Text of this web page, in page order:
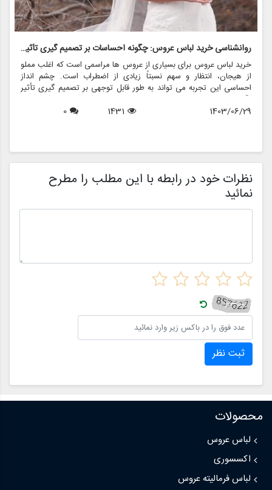
روانشناسی خرید لباس عروس: چگونه احساسات بر تصمیم گیری تأثیر می گذارد
خرید لباس عروس برای بسیاری از عروس ها مراسمی است که اغلب مملو
از هیجان، انتظار و سهم نسبتاً زیادی از اضطراب است. چشم انداز
احساسی این تجربه می تواند به طور قابل توجهی بر تصمیم گیری تأثیر
بگذارد و منجر به انتخاب هایی شود که نه تنها سبک شخصی بلکه عوامل
روانی عمیق تری را نیز منعکس می کند. در این مقاله، روانشناسی خرید
1403/06/29
1431
0
نظرات خود در رابطه با این مطلب را مطرح
نمائید
ثبت نظر
محصولات
لباس عروس
اکسسوری
لباس فرمالیته عروس